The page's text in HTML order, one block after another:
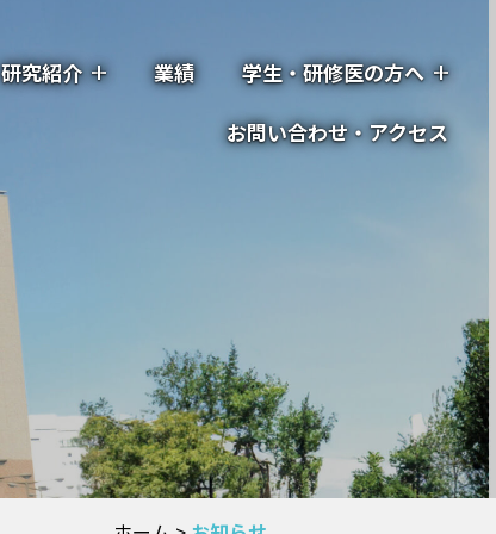
研究紹介 業績
学生・研修医の方へ
お問い合わせ・アクセス